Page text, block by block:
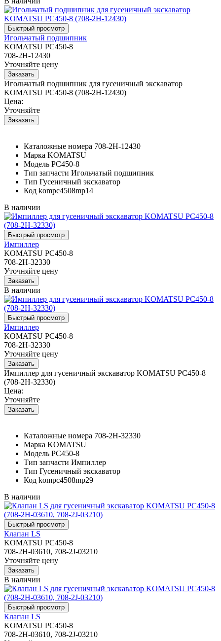
Игольчатый подшипник
KOMATSU PC450-8
708-2H-12430
Уточняйте цену
Игольчатый подшипник для гусеничный экскаватор
KOMATSU PC450-8 (708-2H-12430)
Цена:
Уточняйте
Каталожные номера 708-2H-12430
Марка KOMATSU
Модель PC450-8
Тип запчасти Игольчатый подшипник
Тип Гусеничный экскаватор
Код kompc4508mp14
В наличии
Импиллер
KOMATSU PC450-8
708-2H-32330
Уточняйте цену
В наличии
Импиллер
KOMATSU PC450-8
708-2H-32330
Уточняйте цену
Импиллер для гусеничный экскаватор KOMATSU PC450-8
(708-2H-32330)
Цена:
Уточняйте
Каталожные номера 708-2H-32330
Марка KOMATSU
Модель PC450-8
Тип запчасти Импиллер
Тип Гусеничный экскаватор
Код kompc4508mp29
В наличии
Клапан LS
KOMATSU PC450-8
708-2H-03610, 708-2J-03210
Уточняйте цену
В наличии
Клапан LS
KOMATSU PC450-8
708-2H-03610, 708-2J-03210